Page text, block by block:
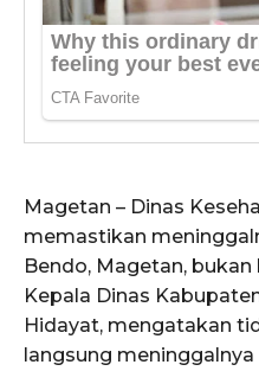
Magetan – Dinas
memastikan
Bendo, Magetan, bukan
Kepala Dinas
Hidayat, mengatakan
langsung